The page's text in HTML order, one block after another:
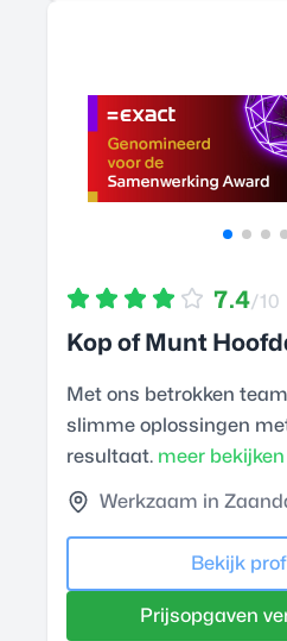
7.4/10
Kop of Munt
Met ons betrokken
slimme oplossingen
resultaat. meer bekijken
Werkzaam in
Bekijk
Prijsopgaven